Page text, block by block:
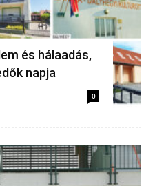
és hálaadás,
napja
0